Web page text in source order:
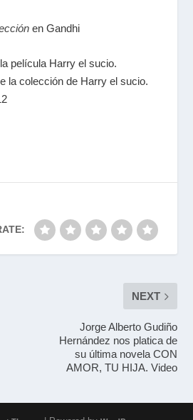
en Gandhi
película Harry el sucio.
la colección de Harry el sucio.
NEXT
Jorge Alberto Gudiño
Hernández nos platica de
su última novela CON
AMOR, TU HIJA. Video